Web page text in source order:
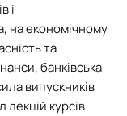
і
на економічному
та
банківська
випускників
лекцій курсів